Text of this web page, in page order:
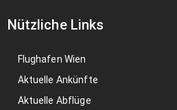
Nützliche Links
Flughafen Wien
Aktuelle Ankünfte
Aktuelle Abflüge